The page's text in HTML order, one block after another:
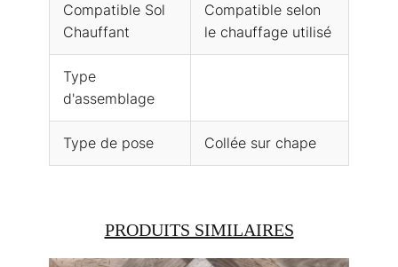
Compatible Sol
Chauffant
Compatible selon
le chauffage utilisé
Type
d'assemblage
Type de pose Collée sur chape
PRODUITS SIMILAIRES